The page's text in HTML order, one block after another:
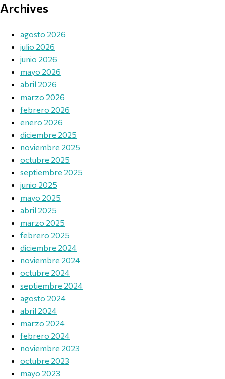
Archives
agosto 2026
julio 2026
junio 2026
mayo 2026
abril 2026
marzo 2026
febrero 2026
enero 2026
diciembre 2025
noviembre 2025
octubre 2025
septiembre 2025
junio 2025
mayo 2025
abril 2025
marzo 2025
febrero 2025
diciembre 2024
noviembre 2024
octubre 2024
septiembre 2024
agosto 2024
abril 2024
marzo 2024
febrero 2024
noviembre 2023
octubre 2023
mayo 2023